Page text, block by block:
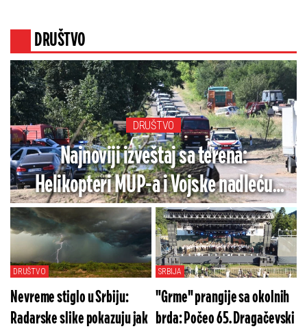
DRUŠTVO
DRUŠTVO
Najnoviji izveštaj sa terena:
Helikopteri MUP-a i Vojske nadleću
vatrenu stihiju, gori na 6 lokacija u
Srbiji!
DRUŠTVO
Nevreme stiglo u Srbiju:
Radarske slike pokazuju jak
SRBIJA
"Grme" prangije sa okolnih
brda: Počeo 65. Dragačevski